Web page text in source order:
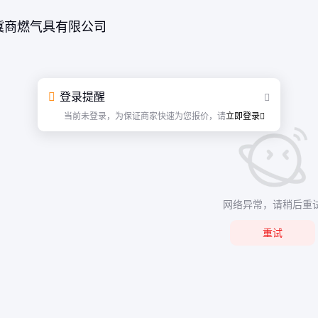
商燃气具有限公司
登录提醒
当前未登录，为保证商家快速为您报价，请立即登录
网络异常，请稍后重
重试